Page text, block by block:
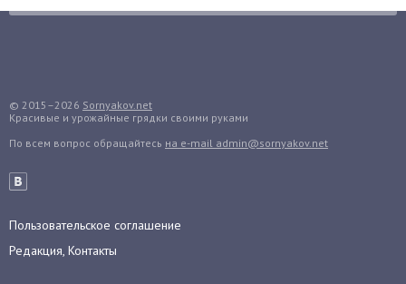
Груши
Дайкон
Декабрист
Денежное дерево
Диффенбахия
© 2015–2026 Sornyakov.net
Красивые и урожайные грядки своими руками
По всем вопрос обращайтесь на e-mail admin@sornyakov.net
Пользовательское соглашение
Редакция, Контакты